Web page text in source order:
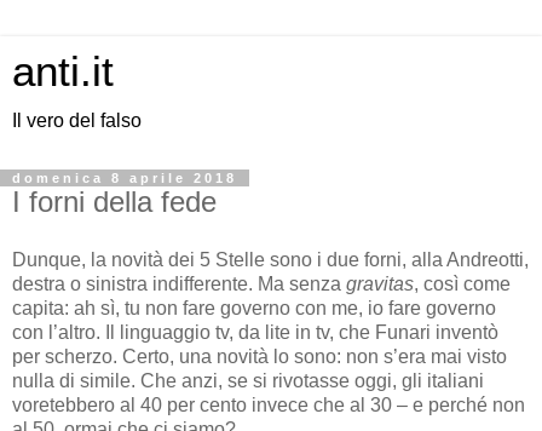
anti.it
Il vero del falso
domenica 8 aprile 2018
I forni della fede
Dunque, la novità dei 5 Stelle sono i due forni, alla Andreotti,
destra o sinistra indifferente. Ma senza gravitas, così come
capita: ah sì, tu non fare governo con me, io fare governo
con l’altro. Il linguaggio tv, da lite in tv, che Funari inventò
per scherzo. Certo, una novità lo sono: non s’era mai visto
nulla di simile. Che anzi, se si rivotasse oggi, gli italiani
voretebbero al 40 per cento invece che al 30 – e perché non